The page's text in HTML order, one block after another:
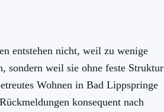
entstehen nicht, weil zu wenige
sondern weil sie ohne feste Struktur
Wohnen in Bad Lippspringe
konsequent nach